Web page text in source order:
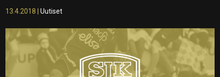
13.4.2018 |Uutiset